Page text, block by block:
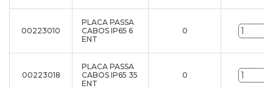
00223010
PLACA PASSA
CABOS IP65 6
ENT
0
00223018
PLACA PASSA
CABOS IP65 35
ENT
0